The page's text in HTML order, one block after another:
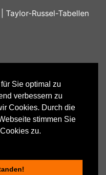
Sie optimal zu
verbessern zu
Cookies. Durch die
stimmen Sie
zu.
Taylor-Russel-Tabellen
- All Rights